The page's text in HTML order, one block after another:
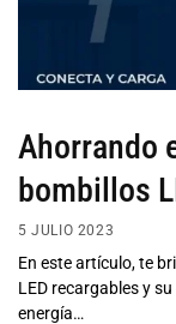
Ahorrando
bombillos
5 JULIO 2023
En este artículo, te
LED recargables y
energía…